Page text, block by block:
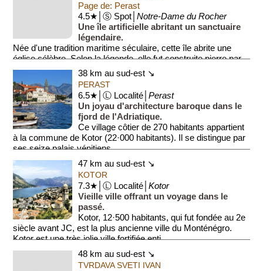
Page de: Perast
4.5★│Ⓢ Spot│Notre-Dame du Rocher
Une île artificielle abritant un sanctuaire
légendaire.
Née d'une tradition maritime séculaire, cette île abrite une
église célèbre. Selon la légende, elle fut construite pierre par
pierre par les...
38 km au sud-est ↘
PERAST
6.5★│Ⓛ Localité│Perast
Un joyau d'architecture baroque dans le
fjord de l'Adriatique.
Ce village côtier de 270 habitants appartient
à la commune de Kotor (22·000 habitants). Il se distingue par
ses seize palais vénitiens ...
47 km au sud-est ↘
KOTOR
7.3★│Ⓛ Localité│Kotor
Vieille ville offrant un voyage dans le
passé.
Kotor, 12·500 habitants, qui fut fondée au 2e
siècle avant JC, est la plus ancienne ville du Monténégro.
Kotor est une très jolie ville fortifiée enti...
48 km au sud-est ↘
TVRDAVA SVETI IVAN